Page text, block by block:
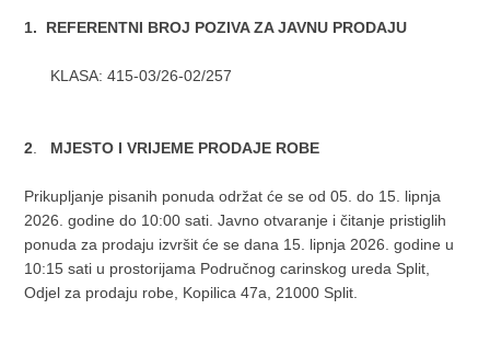
1. REFERENTNI BROJ POZIVA ZA JAVNU PRODAJU
KLASA: 415-03/26-02/257
2 MJESTO I VRIJEME PRODAJE ROBE
Prikupljanje pisanih ponuda održat će se od 05. do 15. lipnja
2026. godine do 10:00 sati. Javno otvaranje i čitanje pristiglih
ponuda za prodaju izvršit će se dana 15. lipnja 2026. godine u
10:15 sati u prostorijama Područnog carinskog ureda Split,
Odjel za prodaju robe, Kopilica 47a, 21000 Split.